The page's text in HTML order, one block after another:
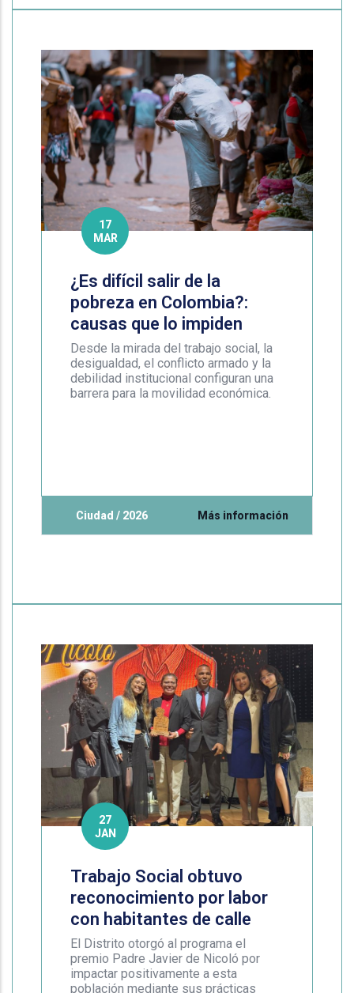
17
MAR
¿Es difícil salir de la
pobreza en Colombia?:
causas que lo impiden
Desde la mirada del trabajo social, la
desigualdad, el conflicto armado y la
debilidad institucional configuran una
barrera para la movilidad económica.
Ciudad / 2026 Más información
27
JAN
Trabajo Social obtuvo
reconocimiento por labor
con habitantes de calle
El Distrito otorgó al programa el
premio Padre Javier de Nicoló por
impactar positivamente a esta
población mediante sus prácticas